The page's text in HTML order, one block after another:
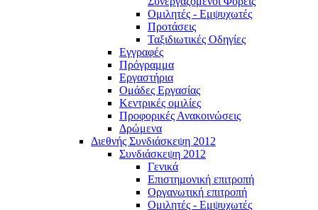
Ομιλητές - Εμψυχωτές
Προτάσεις
Ταξιδιωτικές Οδηγίες
Εγγραφές
Πρόγραμμα
Εργαστήρια
Ομάδες Εργασίας
Κεντρικές ομιλίες
Προφορικές Ανακοινώσεις
Δρώμενα
Διεθνής Συνδιάσκεψη 2012
Συνδιάσκεψη 2012
Γενικά
Επιστημονική επιτροπή
Οργανωτική επιτροπή
Ομιλητές - Εμψυχωτές